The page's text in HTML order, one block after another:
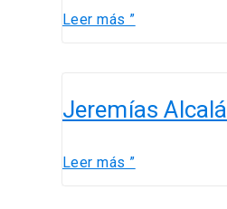
Leer más ”
Jeremías Alcalá
Alcalá
Leer más ”